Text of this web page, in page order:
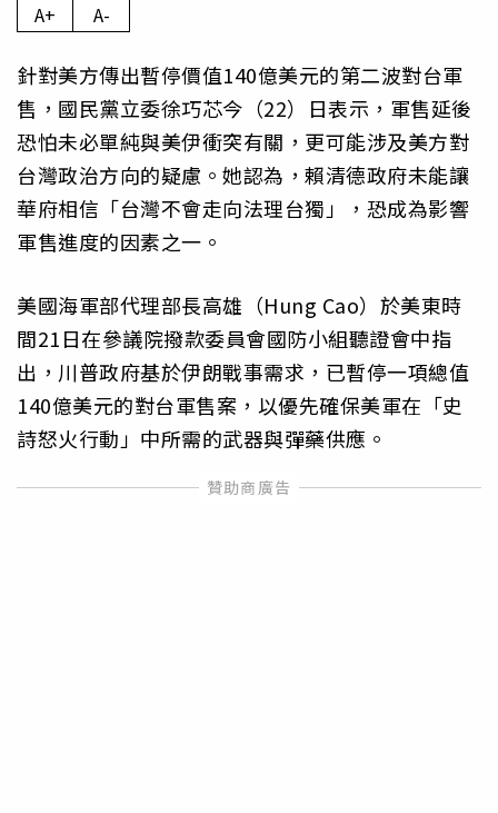
A+ A-
針對美方傳出暫停價值140億美元的第二波對台軍
售，國民黨立委徐巧芯今（22）日表示，軍售延後
恐怕未必單純與美伊衝突有關，更可能涉及美方對
台灣政治方向的疑慮。她認為，賴清德政府未能讓
華府相信「台灣不會走向法理台獨」，恐成為影響
軍售進度的因素之一。
美國海軍部代理部長高雄（Hung Cao）於美東時
間21日在參議院撥款委員會國防小組聽證會中指
出，川普政府基於伊朗戰事需求，已暫停一項總值
140億美元的對台軍售案，以優先確保美軍在「史
詩怒火行動」中所需的武器與彈藥供應。